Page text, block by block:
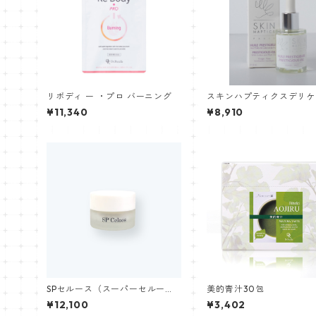
リボディ ー ・プロ バーニング
¥11,340
スキンハプティクスデリ
オイルセラム(保湿ケア美
ル)30ml
¥8,910
SPセルース（スーパーセルー
ス）
¥12,100
美的青汁30包
¥3,402